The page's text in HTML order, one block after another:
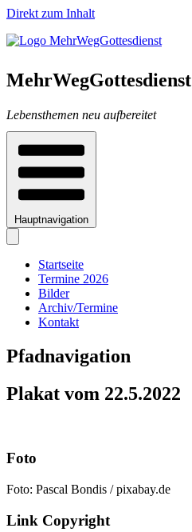
Direkt zum Inhalt
MehrWegGottesdienst
Lebensthemen neu aufbereitet
Hauptnavigation
Startseite
Termine 2026
Bilder
Archiv/Termine
Kontakt
Pfadnavigation
Plakat vom 22.5.2022
Foto
Foto: Pascal Bondis / pixabay.de
Link Copyright